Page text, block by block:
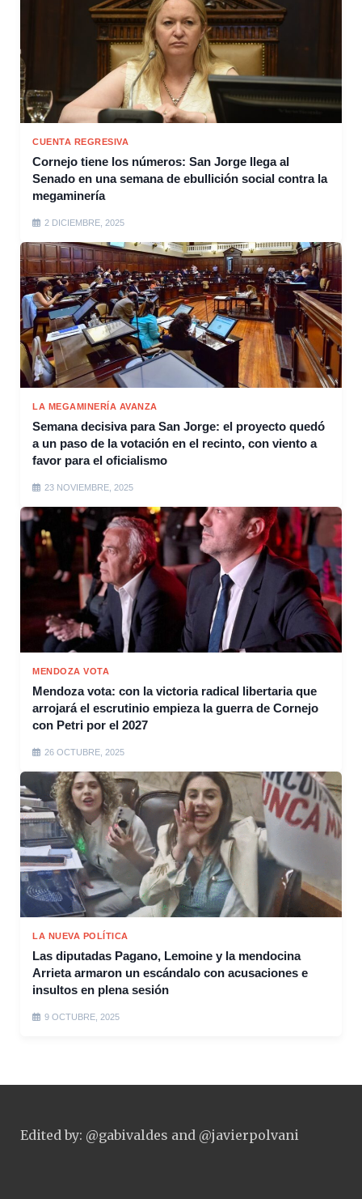
CUENTA REGRESIVA
Cornejo tiene los números: San Jorge llega al
Senado en una semana de ebullición social contra la
megaminería
2 DICIEMBRE, 2025
LA MEGAMINERÍA AVANZA
Semana decisiva para San Jorge: el proyecto quedó
a un paso de la votación en el recinto, con viento a
favor para el oficialismo
23 NOVIEMBRE, 2025
MENDOZA VOTA
Mendoza vota: con la victoria radical libertaria que
arrojará el escrutinio empieza la guerra de Cornejo
con Petri por el 2027
26 OCTUBRE, 2025
LA NUEVA POLÍTICA
Las diputadas Pagano, Lemoine y la mendocina
Arrieta armaron un escándalo con acusaciones e
insultos en plena sesión
9 OCTUBRE, 2025
Edited by: @gabivaldes and @javierpolvani